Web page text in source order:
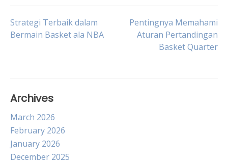
Post
Strategi Terbaik dalam
Bermain Basket ala NBA
Pentingnya Memahami
Aturan Pertandingan
Basket Quarter
Archives
March 2026
February 2026
January 2026
December 2025